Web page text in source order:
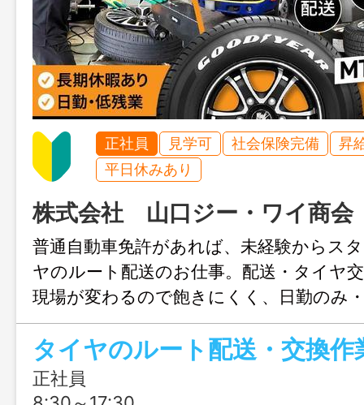
正社員 見学可 社会保険完備
昇
平日休みあり
株式会社 山口ジー・ワイ商会
普通自動車免許があれば、未経験からス
ヤのルート配送のお仕事。配送・タイヤ
現場が変わるので飽きにくく、日勤のみ
とまった休みで、家族との時間もしっか
タイヤのルート配送・交換作
正社員